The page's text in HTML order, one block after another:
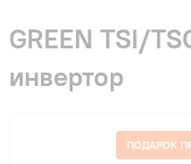
Гарантия и сервис
GREEN TSI/
инвертор
ПОДАРОК